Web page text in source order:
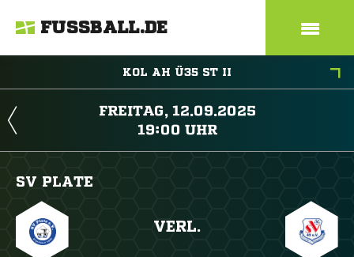
FUSSBALL.DE
KOL AH Ü35 ST II
 
 
SV PLATE
VERL.